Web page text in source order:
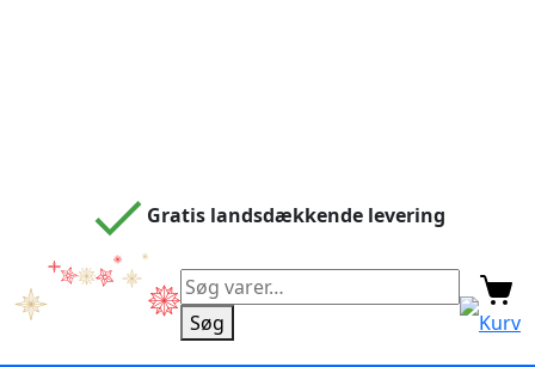
Gratis landsdækkende levering
Søg
efter:
Søg Kurv